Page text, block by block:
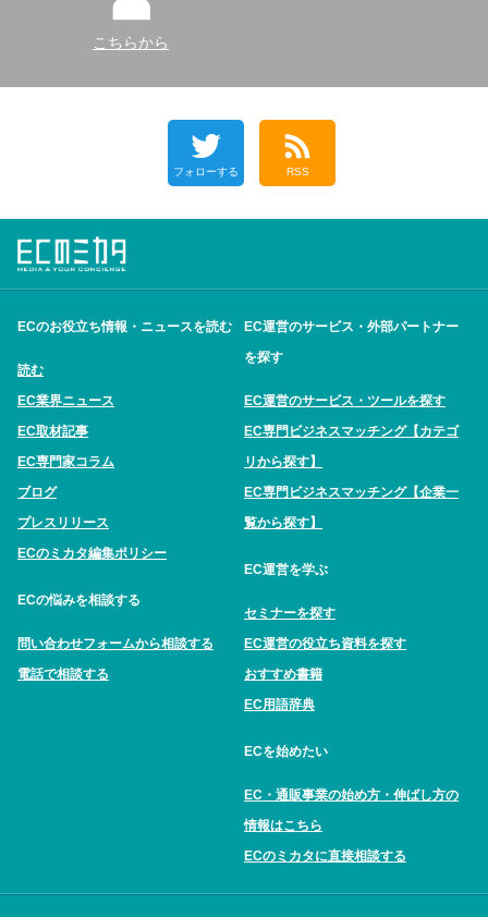
こちらから
フォローする RSS
ECのお役立ち情報・ニュースを読む
読む
EC業界ニュース
EC取材記事
EC専門家コラム
ブログ
プレスリリース
ECのミカタ編集ポリシー
ECの悩みを相談する
問い合わせフォームから相談する
電話で相談する
EC運営のサービス・外部パートナー
を探す
EC運営のサービス・ツールを探す
EC専門ビジネスマッチング【カテゴ
リから探す】
EC専門ビジネスマッチング【企業一
覧から探す】
EC運営を学ぶ
セミナーを探す
EC運営の役立ち資料を探す
おすすめ書籍
EC用語辞典
ECを始めたい
EC・通販事業の始め方・伸ばし方の
情報はこちら
ECのミカタに直接相談する